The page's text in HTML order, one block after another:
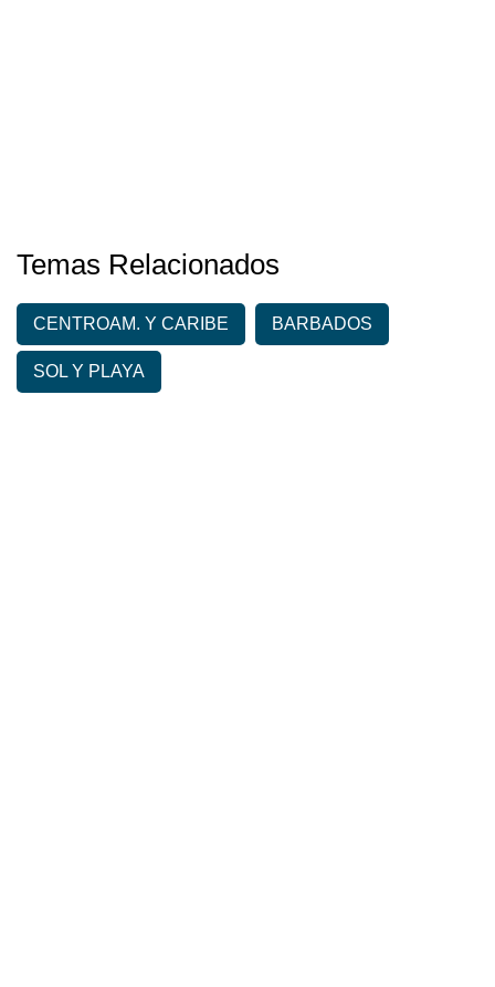
Temas Relacionados
CENTROAM. Y CARIBE BARBADOS
SOL Y PLAYA